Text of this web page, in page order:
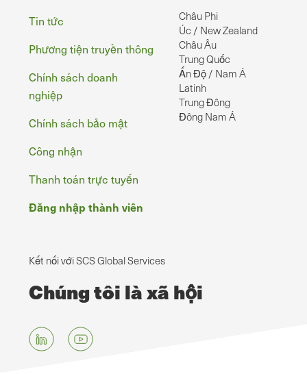
Châu Phi
Úc / New Zealand
Châu Âu
Trung Quốc
Ấn Độ / Nam Á
Latinh
Trung Đông
Đông Nam Á
Tin tức
Phương tiện truyền thông
Chính sách doanh
nghiệp
Chính sách bảo mật
Công nhận
Thanh toán trực tuyến
Đăng nhập thành viên
Kết nối với SCS Global Services
Chúng tôi là xã hội